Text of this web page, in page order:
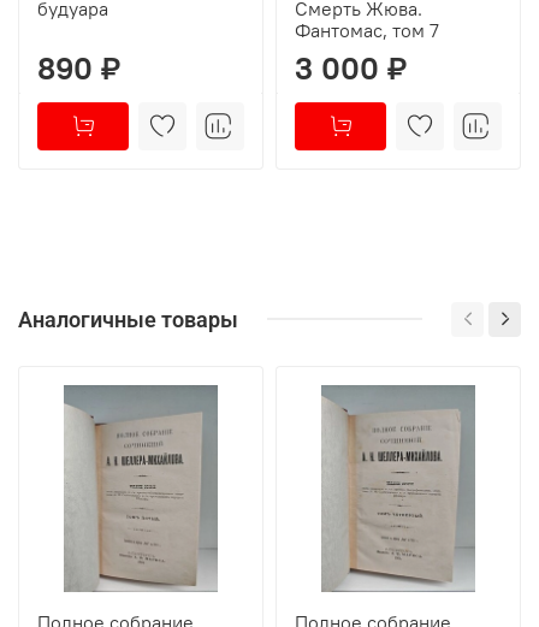
будуара
890 ₽
Смерть Жюва.
Фантомас, том 7
3 000 ₽
Аналогичные товары
Полное собрание
Полное собрание